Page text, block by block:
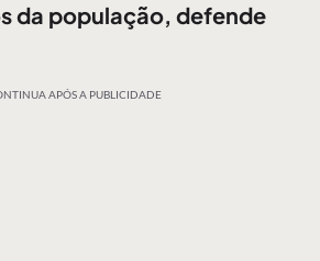
da população, defende
APÓS A PUBLICIDADE